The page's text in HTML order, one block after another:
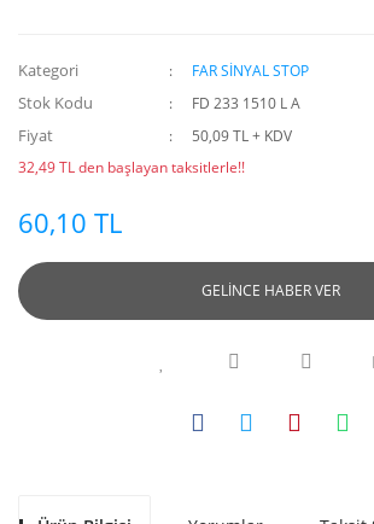
Kategori FAR SİNYAL STOP
Stok Kodu FD 233 1510 L A
Fiyat
50,09 TL + KDV
32,49 TL den başlayan taksitlerle!!
60,10 TL
GELİNCE HABER VER